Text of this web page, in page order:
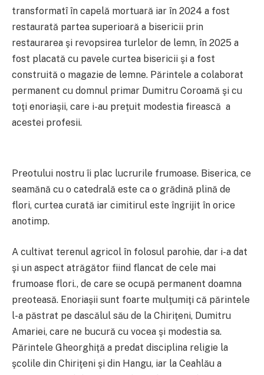
transformatî în capelă mortuară iar în 2024 a fost
restaurată partea superioară a bisericii prin
restaurarea şi revopsirea turlelor de lemn, în 2025 a
fost placată cu pavele curtea bisericii şi a fost
construită o magazie de lemne. Părintele a colaborat
permanent cu domnul primar Dumitru Coroamă şi cu
toţi enoriaşii, care i-au preţuit modestia firească a
acestei profesii.
Preotului nostru îi plac lucrurile frumoase. Biserica, ce
seamănă cu o catedrală este ca o grădină plină de
flori, curtea curată iar cimitirul este îngrijit în orice
anotimp.
A cultivat terenul agricol în folosul parohie, dar i-a dat
şi un aspect atrăgător fiind flancat de cele mai
frumoase flori., de care se ocupă permanent doamna
preoteasă. Enoriaşii sunt foarte mulţumiţi că părintele
l-a păstrat pe dascălul său de la Chiriţeni, Dumitru
Amariei, care ne bucură cu vocea şi modestia sa.
Părintele Gheorghiţă a predat disciplina religie la
şcolile din Chiriţeni şi din Hangu, iar la Ceahlău a